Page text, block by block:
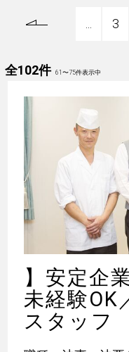
3
全102件 61〜75件表示中
】安定企
未経験OK
スタッフ